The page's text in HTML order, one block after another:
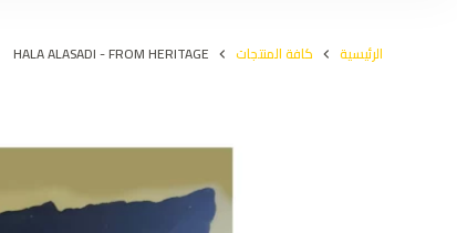
الرئيسية كافة المنتجات HALA ALASADI - FROM HERITAGE